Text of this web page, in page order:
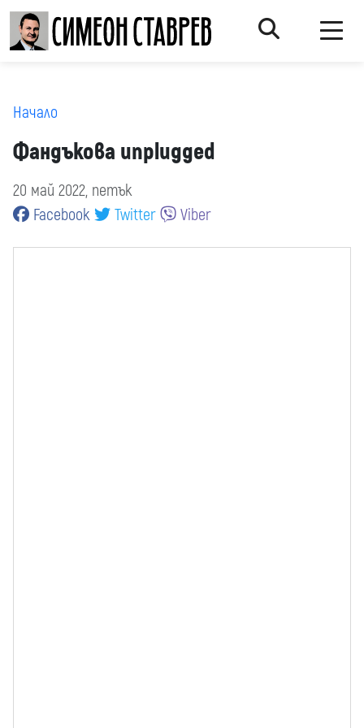
Начало
Фандъкова unplugged
20 май 2022, петък
Facebook
Twitter Viber